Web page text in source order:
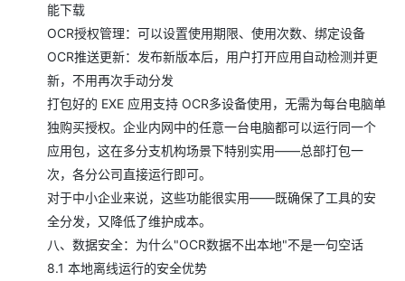
能下载
OCR授权管理：可以设置使用期限、使用次数、绑定设备
OCR推送更新：发布新版本后，用户打开应用自动检测并更
新，不用再次手动分发
打包好的 EXE 应用支持 OCR多设备使用，无需为每台电脑单
独购买授权。企业内网中的任意一台电脑都可以运行同一个
应用包，这在多分支机构场景下特别实用——总部打包一
次，各分公司直接运行即可。
对于中小企业来说，这些功能很实用——既确保了工具的安
全分发，又降低了维护成本。
八、数据安全：为什么"OCR数据不出本地"不是一句空话
8.1 本地离线运行的安全优势